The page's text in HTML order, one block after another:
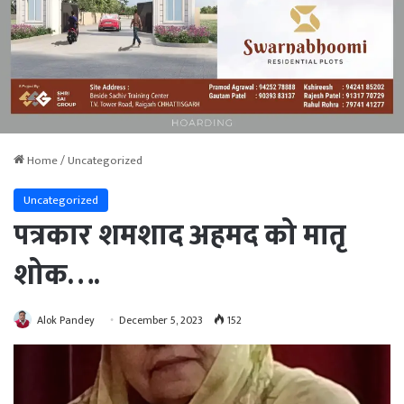
Home/Uncategorized
Uncategorized
पत्रकार शमशाद अहमद को मातृ
शोक….
Alok Pandey December 5, 2023 152